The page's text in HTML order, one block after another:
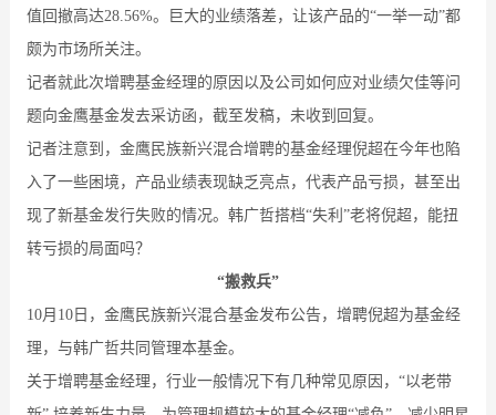
值回撤高达28.56%。巨大的业绩落差，让该产品的“一举一动”都
颇为市场所关注。
记者就此次增聘基金经理的原因以及公司如何应对业绩欠佳等问
题向金鹰基金发去采访函，截至发稿，未收到回复。
记者注意到，金鹰民族新兴混合增聘的基金经理倪超在今年也陷
入了一些困境，产品业绩表现缺乏亮点，代表产品亏损，甚至出
现了新基金发行失败的情况。韩广哲搭档“失利”老将倪超，能扭
转亏损的局面吗？
“搬救兵”
10月10日，金鹰民族新兴混合基金发布公告，增聘倪超为基金经
理，与韩广哲共同管理本基金。
关于增聘基金经理，行业一般情况下有几种常见原因，“以老带